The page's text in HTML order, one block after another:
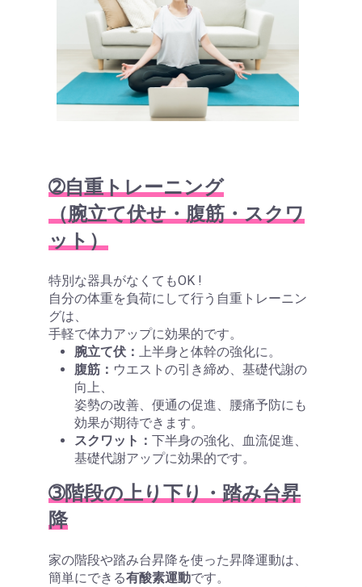
➁自重トレーニング
（腕立て伏せ・腹筋・スクワ
ット）
特別な器具がなくてもOK !
自分の体重を負荷にして行う自重トレーニン
グは、
手軽で体力アップに効果的です。
腕立て伏： 上半身と体幹の強化に。
腹筋： ウエストの引き締め、基礎代謝の
向上、
姿勢の改善、便通の促進、腰痛予防にも
効果が期待できます。
スクワット： 下半身の強化、血流促進、
基礎代謝アップに効果的です。
➂階段の上り下り・踏み台昇
降
家の階段や踏み台昇降を使った昇降運動は、
簡単にできる有酸素運動です。